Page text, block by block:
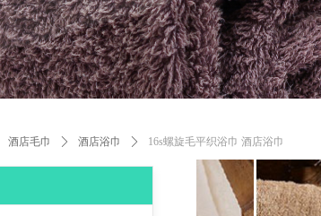
酒店毛巾 ꄲ 酒店浴巾 ꄲ 16s螺旋毛平织浴巾 酒店浴巾